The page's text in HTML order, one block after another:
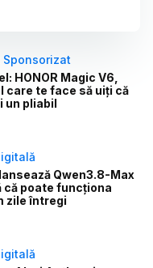
HONOR Magic V6,
care te face să uiți că
un pliabil
Qwen3.8-Max
că poate funcționa
zile întregi